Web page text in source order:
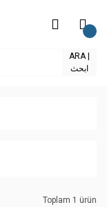
ARA |
ابحث
Toplam 1 ürün